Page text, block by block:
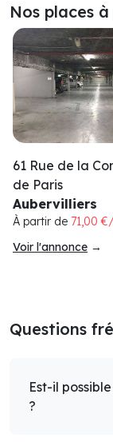
Nos places
61 Rue de la
de Paris
Aubervilliers
À partir de 71,00
Voir l'annonce →
Questions
Est-il
?